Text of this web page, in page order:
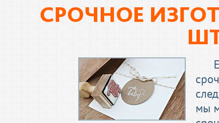
СРОЧНОЕ
мы